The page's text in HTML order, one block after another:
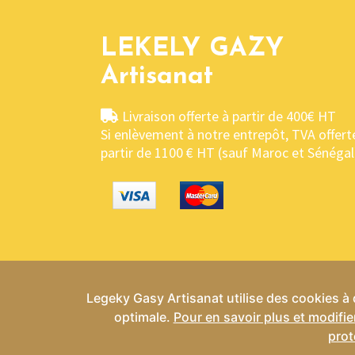
LEKELY GAZY
Artisanat
Livraison offerte à partir de 400€ HT
Si enlèvement à notre entrepôt, TVA
partir de 1100 € HT (sauf Maroc et
Legeky Gasy Artisanat utilise des cookies
optimale. Pour en savoir plus et